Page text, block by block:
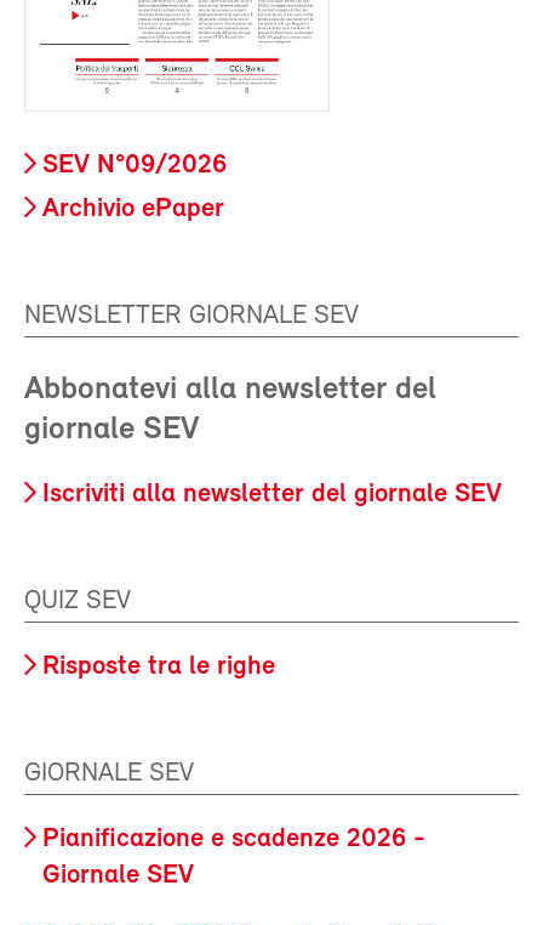
SEV N°09/2026
Archivio ePaper
NEWSLETTER GIORNALE SEV
Abbonatevi alla newsletter del
giornale SEV
Iscriviti alla newsletter del giornale SEV
QUIZ SEV
Risposte tra le righe
GIORNALE SEV
Pianificazione e scadenze 2026 -
Giornale SEV